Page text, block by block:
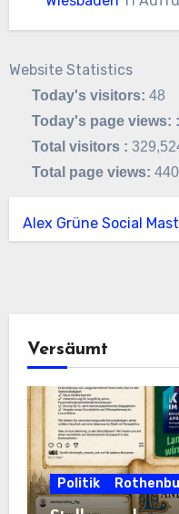
Website Statistics
Today's visitors:48
Today's page views: :
Total visitors :
Total page views:
Alex Grüne Social
Versäumt
Politik